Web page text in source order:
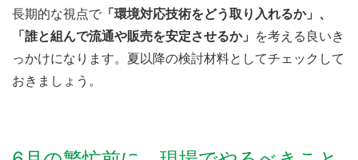
長期的な視点で 「環境対応技術をどう取り入れるか」、
「誰と組んで流通や販売を安定させるか」 を考える良いき
っかけになります。夏以降の検討材料としてチェックして
おきましょう。